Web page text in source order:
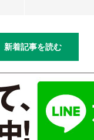
新着記事を読む